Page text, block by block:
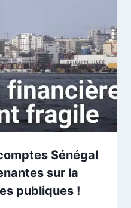
Sénégal
sur la
publiques !